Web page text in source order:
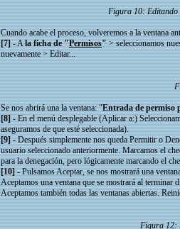
Figura 10: Editando
Cuando acabe el proceso, volveremos a la ventana
[7]- Ala ficha de "Permisos"> seleccionamos
nuevamente > Editar...
Se nos abrirá una la ventana: "Entrada de permiso
[8]- En el menú desplegable (Aplicar a:)
aseguramos de que esté seleccionada).
[9]- Después simplemente nos queda Permitir o
usuario seleccionado anteriormente. Marcamos el
para la denegación, pero lógicamente marcando el
[10]- Pulsamos Aceptar, se nos mostrará una
Aceptamos una ventana que se mostrará al terminar
Aceptamos también todas las ventanas abiertas.
Figura 12: